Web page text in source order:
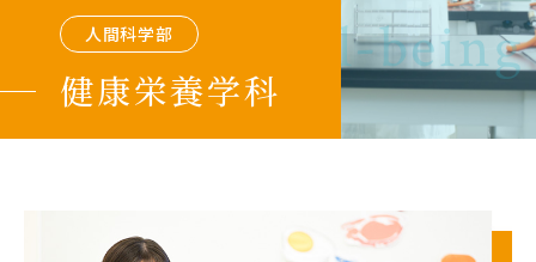
資格・就職
Qualifications & Employment
学校生活
入学案内
for Well-being
人間科学部
健康栄養学科